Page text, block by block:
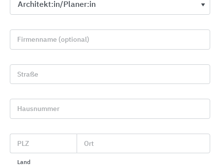
Firmenname (optional)
Straße
Hausnummer
PLZ Ort
Land